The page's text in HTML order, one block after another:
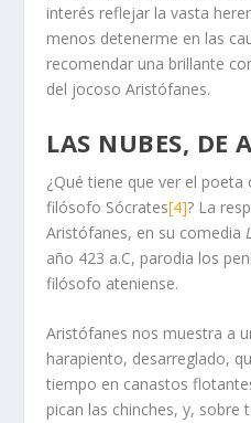
interés reflejar la vasta
menos detenerme en las
recomendar una brillante
del jocoso Aristófanes.
LAS NUBES, DE
¿Qué tiene que ver el
filósofo Sócrates[4]? La
Aristófanes, en su comedia
año 423 a.C, parodia los
filósofo ateniense.
Aristófanes nos muestra a
harapiento, desarreglado,
tiempo en canastos
pican las chinches, y,